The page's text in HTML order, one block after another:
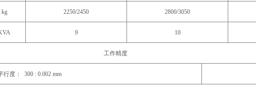
kg 2250/2450 2800/3050
9 10
工作精度
度： 300 : 0.002 mm